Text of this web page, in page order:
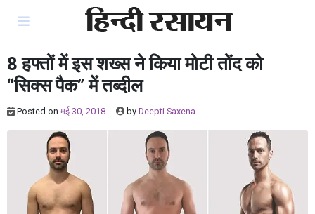
content
8 हफ्तों में इस शख्स ने किया मोटी तोंद को
“सिक्स पैक” में तब्दील
Posted on मई 30, 2018 by Deepti Saxena